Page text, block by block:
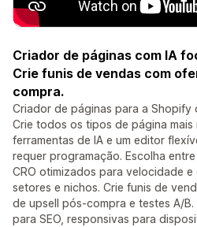
Criador de páginas com IA
Crie funis de vendas com
compra.
Criador de páginas para a Shopify
Crie todos os tipos de página mais
ferramentas de IA e um editor
requer programação. Escolha
CRO otimizados para velocidade
setores e nichos. Crie funis de
de upsell pós-compra e testes A/
para SEO, responsivas para